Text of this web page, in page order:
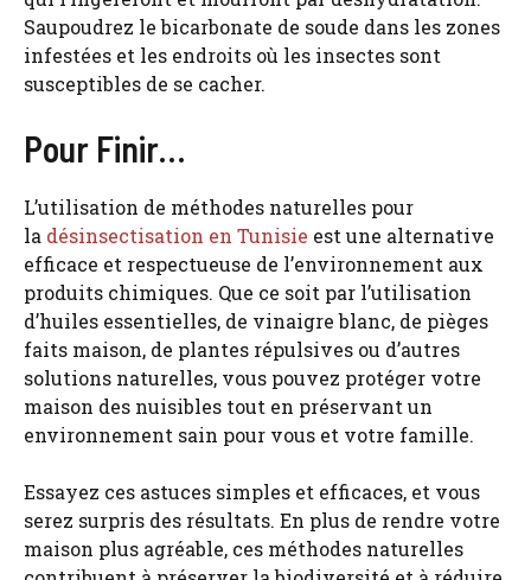
Saupoudrez le bicarbonate de soude dans les zones
infestées et les endroits où les insectes sont
susceptibles de se cacher.
Pour Finir…
L’utilisation de méthodes naturelles pour
la désinsectisation en Tunisie est une alternative
efficace et respectueuse de l’environnement aux
produits chimiques. Que ce soit par l’utilisation
d’huiles essentielles, de vinaigre blanc, de pièges
faits maison, de plantes répulsives ou d’autres
solutions naturelles, vous pouvez protéger votre
maison des nuisibles tout en préservant un
environnement sain pour vous et votre famille.
Essayez ces astuces simples et efficaces, et vous
serez surpris des résultats. En plus de rendre votre
maison plus agréable, ces méthodes naturelles